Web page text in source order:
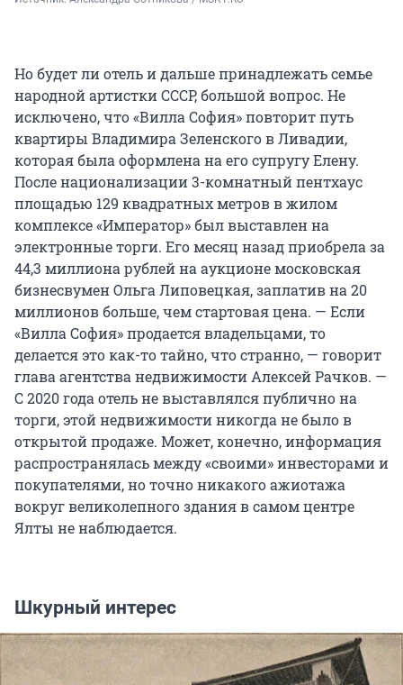
Но будет ли отель и дальше принадлежать семье
народной артистки СССР, большой вопрос. Не
исключено, что «Вилла София» повторит путь
квартиры Владимира Зеленского в Ливадии,
которая была оформлена на его супругу Елену.
После национализации 3-комнатный пентхаус
площадью 129 квадратных метров в жилом
комплексе «Император» был выставлен на
электронные торги. Его месяц назад приобрела за
44,3 миллиона рублей на аукционе московская
бизнесвумен Ольга Липовецкая, заплатив на 20
миллионов больше, чем стартовая цена. — Если
«Вилла София» продается владельцами, то
делается это как-то тайно, что странно, — говорит
глава агентства недвижимости Алексей Рачков. —
С 2020 года отель не выставлялся публично на
торги, этой недвижимости никогда не было в
открытой продаже. Может, конечно, информация
распространялась между «своими» инвесторами и
покупателями, но точно никакого ажиотажа
вокруг великолепного здания в самом центре
Ялты не наблюдается.
Шкурный интерес